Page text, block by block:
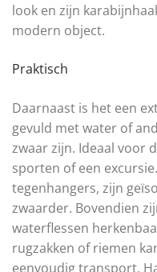
look en zijn
modern object.
Praktisch
Daarnaast is het een
gevuld met water of
zwaar zijn. Ideaal voor
sporten of een
tegenhangers, zijn
zwaarder. Bovendien
waterflessen
rugzakken of riemen
eenvoudig transport.